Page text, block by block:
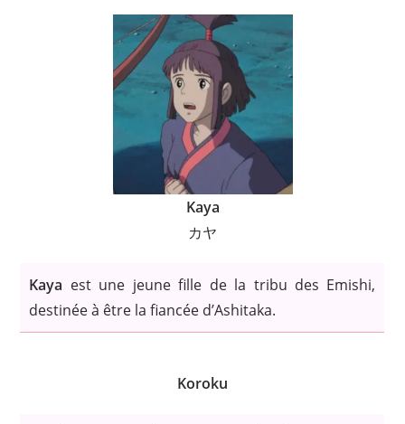
Kaya
カヤ
Kaya est une jeune fille de la tribu des Emishi,
destinée à être la fiancée d’Ashitaka.
Koroku